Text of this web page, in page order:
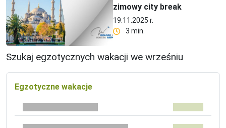
zimowy city break
19.11.2025 r.
3 min.
Szukaj egzotycznych wakacji we wrześniu
Egzotyczne wakacje